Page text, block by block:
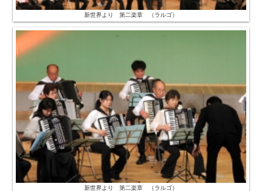
新世界より 第二楽章 （ラルゴ）
新世界より 第二楽章 （ラルゴ）